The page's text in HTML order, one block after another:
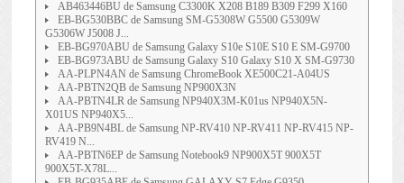
AB463446BU de Samsung C3300K X208 B189 B309 F299 X160
EB-BG530BBC de Samsung SM-G5308W G5500 G5309W
G5306W J5008 J...
EB-BG970ABU de Samsung Galaxy S10e S10E S10 E SM-G9700
EB-BG973ABU de Samsung Galaxy S10 Galaxy S10 X SM-G9730
AA-PLPN4AN de Samsung ChromeBook XE500C21-A04US
AA-PBTN2QB de Samsung NP900X3N
AA-PBTN4LR de Samsung NP940X3M-K01us NP940X5N-
X01US NP940X5...
AA-PB9N4BL de Samsung NP-RV410 NP-RV411 NP-RV415 NP-
RV419 N...
AA-PBTN6EP de Samsung Notebook9 NP900X5T 900X5T
900X5T-X78L...